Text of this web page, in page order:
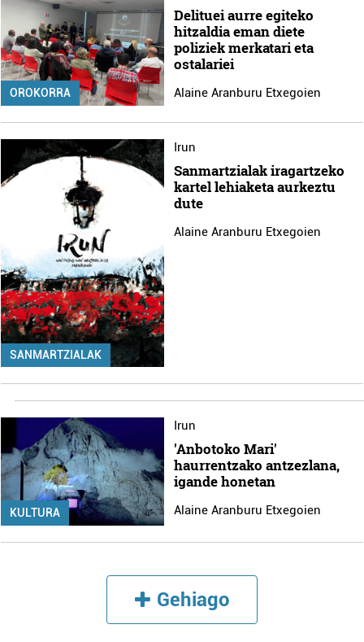
OROKORRA
Delituei aurre egiteko
hitzaldia eman diete
poliziek merkatari eta
ostalariei
Alaine Aranburu Etxegoien
SANMARTZIALAK
Irun
Sanmartzialak iragartzeko
kartel lehiaketa aurkeztu
dute
Alaine Aranburu Etxegoien
KULTURA
Irun
'Anbotoko Mari'
haurrentzako antzezlana,
igande honetan
Alaine Aranburu Etxegoien
Gehiago